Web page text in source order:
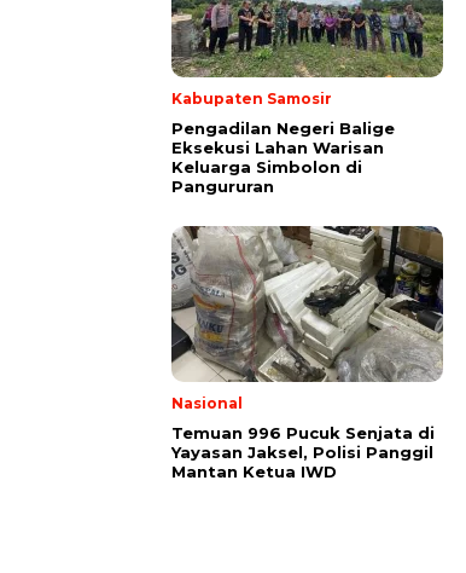
Kabupaten Samosir
Pengadilan Negeri Balige
Eksekusi Lahan Warisan
Keluarga Simbolon di
Pangururan
Nasional
Temuan 996 Pucuk Senjata di
Yayasan Jaksel, Polisi Panggil
Mantan Ketua IWD